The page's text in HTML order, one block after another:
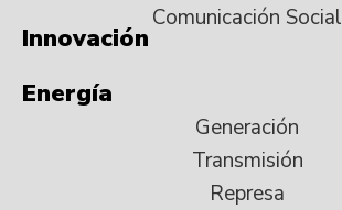
Comunicación Social
Innovación
Energía
Generación
Transmisión
Represa